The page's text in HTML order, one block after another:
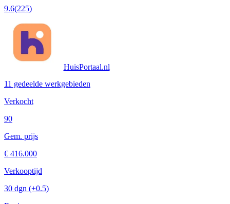
9.6(225)
HuisPortaal.nl
11 gedeelde werkgebieden
Verkocht
90
Gem. prijs
€ 416.000
Verkooptijd
30 dgn (+0.5)